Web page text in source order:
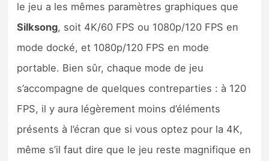
le jeu a les mêmes paramètres graphiques que
Silksong, soit 4K/60 FPS ou 1080p/120 FPS en
mode docké, et 1080p/120 FPS en mode
portable. Bien sûr, chaque mode de jeu
s’accompagne de quelques contreparties : à 120
FPS, il y aura légèrement moins d’éléments
présents à l’écran que si vous optez pour la 4K,
même s’il faut dire que le jeu reste magnifique en